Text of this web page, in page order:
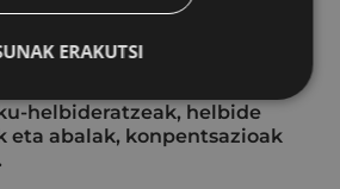
zergak, tasak eta
hobariak eta salbuespenak,
geroratzea eta
helbideratzeak, helbide
eta abalak, konpentsazioak
ERAKUTSI